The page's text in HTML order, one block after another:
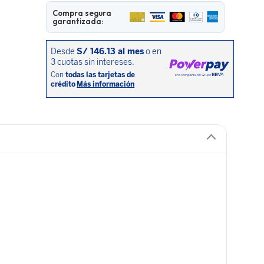
Compra segura
garantizada: